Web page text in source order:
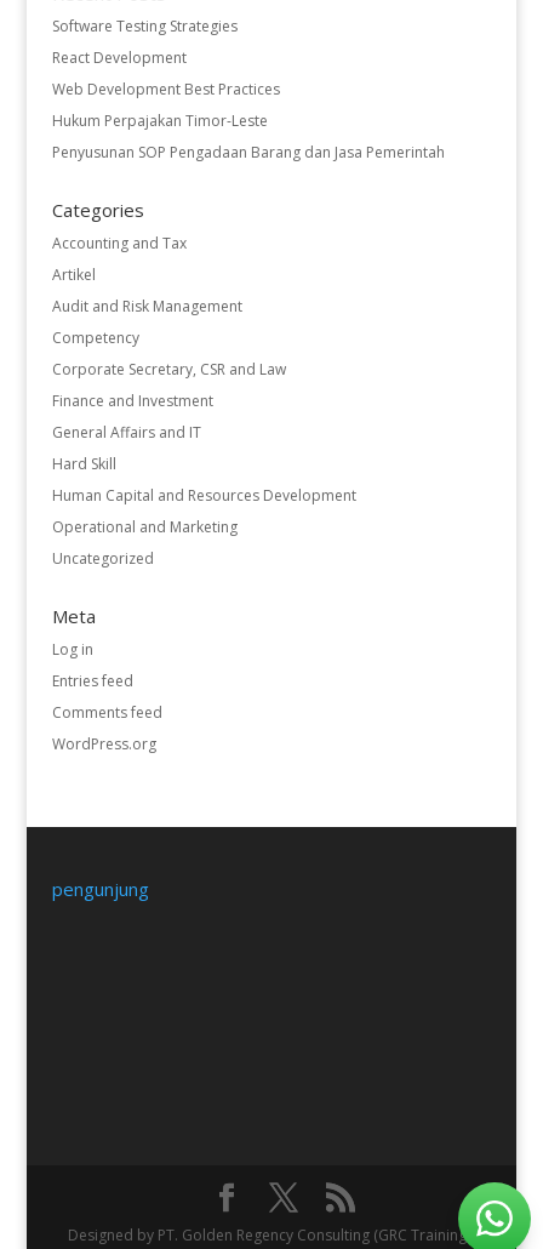
Software Testing Strategies
React Development
Web Development Best Practices
Hukum Perpajakan Timor-Leste
Penyusunan SOP Pengadaan Barang dan Jasa Pemerintah
Categories
Accounting and Tax
Artikel
Audit and Risk Management
Competency
Corporate Secretary, CSR and Law
Finance and Investment
General Affairs and IT
Hard Skill
Human Capital and Resources Development
Operational and Marketing
Uncategorized
Meta
Log in
Entries feed
Comments feed
WordPress.org
pengunjung
Designed by PT. Golden Regency Consulting (GRC Training).